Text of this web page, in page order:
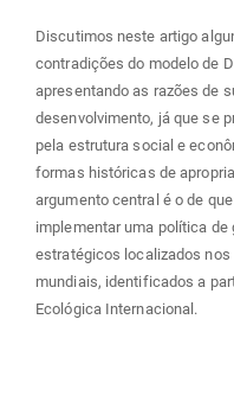
Discutimos neste artigo
contradições do modelo de
apresentando as razões de
desenvolvimento, já que se
pela estrutura social e
formas históricas de
argumento central é o de
implementar uma política
estratégicos localizados
mundiais, identificados a
Ecológica Internacional.